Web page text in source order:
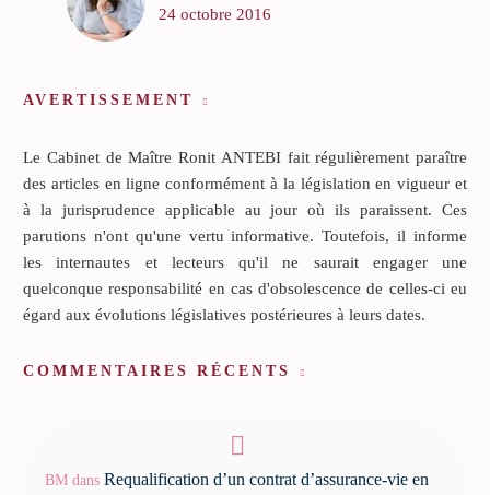
24 octobre 2016
AVERTISSEMENT
Le Cabinet de Maître Ronit ANTEBI fait régulièrement paraître
des articles en ligne conformément à la législation en vigueur et
à la jurisprudence applicable au jour où ils paraissent. Ces
parutions n'ont qu'une vertu informative. Toutefois, il informe
les internautes et lecteurs qu'il ne saurait engager une
quelconque responsabilité en cas d'obsolescence de celles-ci eu
égard aux évolutions législatives postérieures à leurs dates.
COMMENTAIRES RÉCENTS
BM dans Requalification d’un contrat d’assurance-vie en